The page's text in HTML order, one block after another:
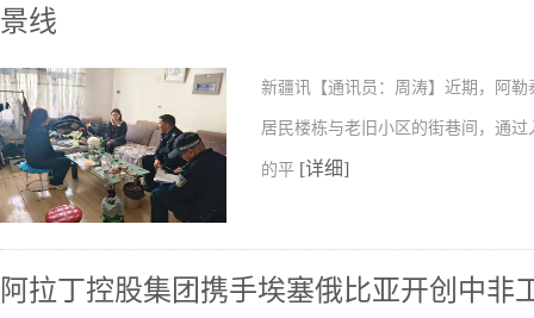
景线
新疆讯【通讯员：周涛】近期，阿
居民楼栋与老旧小区的街巷间，通
的平 [详细]
阿拉丁控股集团携手埃塞俄比亚开创中非